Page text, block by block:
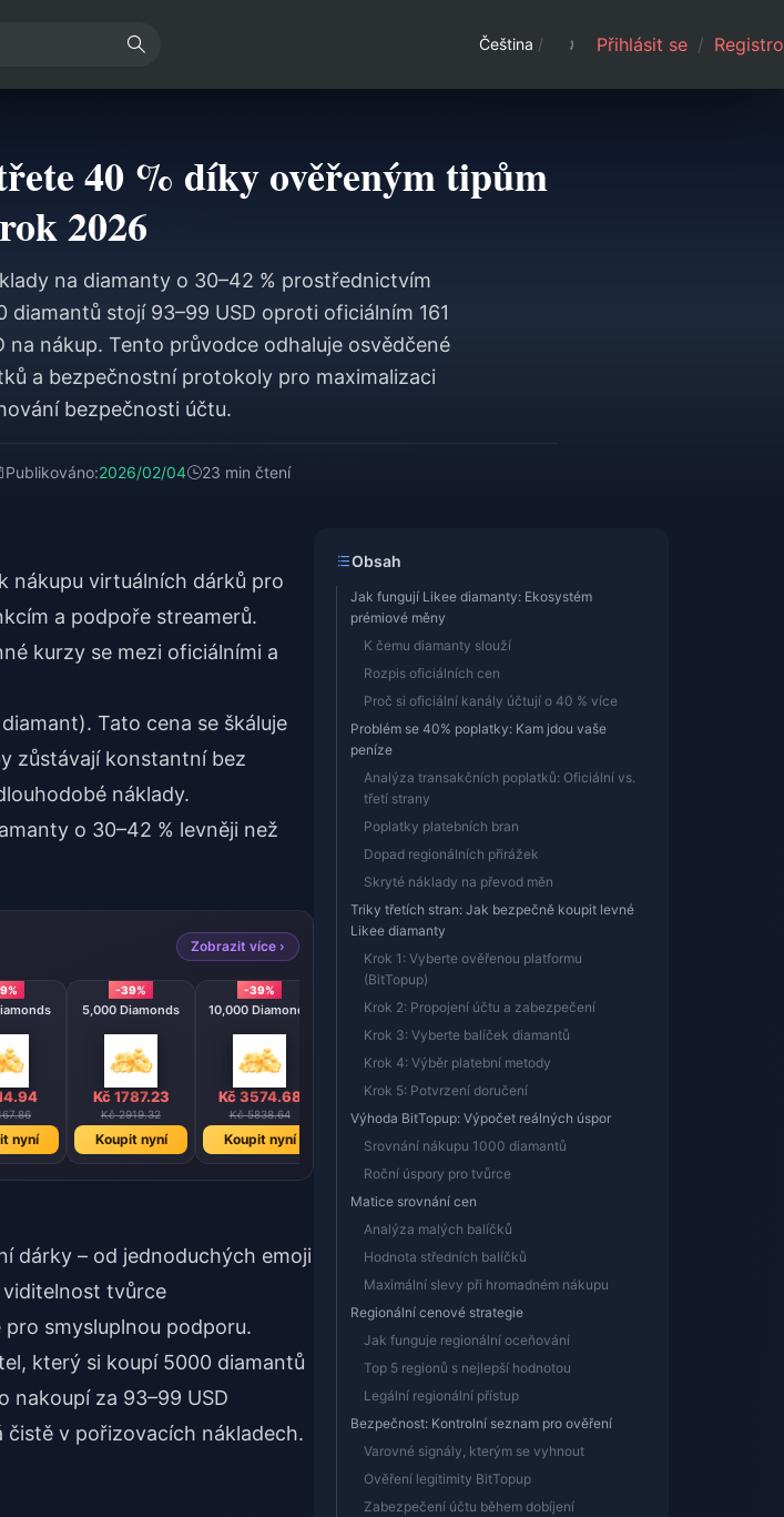
Čeština / Přihlásit se /
40 % díky ověřeným tipům
2026
na diamanty o 30–42 % prostřednictvím
stojí 93–99 USD oproti oficiálním 161
na nákup. Tento průvodce odhaluje osvědčené
a bezpečnostní protokoly pro maximalizaci
bezpečnosti účtu.
Publikováno:2026/02/04 23 min čtení
nákupu virtuálních dárků pro
a podpoře streamerů.
kurzy se mezi oficiálními a
Tato cena se škáluje
zůstávají konstantní bez
náklady.
o 30–42 % levněji než
Zobrazit více ›
nyní
-39%
5,000 Diamonds
Kč 1787.23
Kč 2919.32
Koupit nyní
-39%
10,000 Diamonds
Kč 3574.68
Kč 5838.64
Koupit nyní
-39%
20000 Diamonds
Kč 7149.36
Kč 11677.23
Koupit nyní
dárky – od jednoduchých emoji
tvůrce
smysluplnou podporu.
který si koupí 5000 diamantů
nakoupí za 93–99 USD
v pořizovacích nákladech.
Obsah
Jak fungují Likee diamanty: Ekosystém
prémiové měny
K čemu diamanty slouží
Rozpis oficiálních cen
Proč si oficiální kanály účtují o 40 % více
Problém se 40% poplatky: Kam jdou vaše
peníze
Analýza transakčních poplatků: Oficiální vs.
třetí strany
Poplatky platebních bran
Dopad regionálních přirážek
Skryté náklady na převod měn
Triky třetích stran: Jak bezpečně koupit levné
Likee diamanty
Krok 1: Vyberte ověřenou platformu
(BitTopup)
Krok 2: Propojení účtu a zabezpečení
Krok 3: Vyberte balíček diamantů
Krok 4: Výběr platební metody
Krok 5: Potvrzení doručení
Výhoda BitTopup: Výpočet reálných úspor
Srovnání nákupu 1000 diamantů
Roční úspory pro tvůrce
Matice srovnání cen
Analýza malých balíčků
Hodnota středních balíčků
Maximální slevy při hromadném nákupu
Regionální cenové strategie
Jak funguje regionální oceňování
Top 5 regionů s nejlepší hodnotou
Legální regionální přístup
Bezpečnost: Kontrolní seznam pro ověření
Varovné signály, kterým se vyhnout
Ověření legitimity BitTopup
Zabezpečení účtu během dobíjení